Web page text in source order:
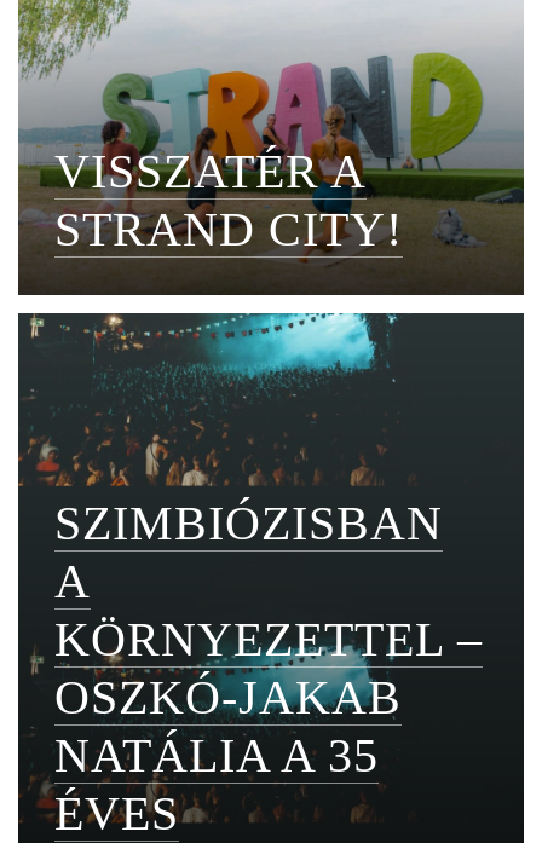
VISSZATÉR A
STRAND CITY!
SZIMBIÓZISBAN
A
KÖRNYEZETTEL –
OSZKÓ-JAKAB
NATÁLIA A 35
ÉVES